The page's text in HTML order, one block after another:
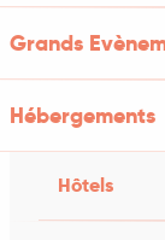
Grands
Hébergements
Hôtels